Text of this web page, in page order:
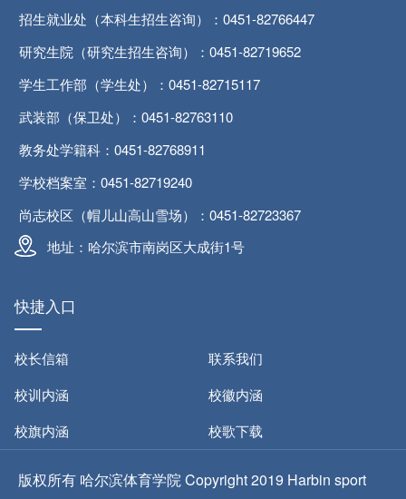
招生就业处（本科生招生咨询）：0451-82766447
研究生院（研究生招生咨询）：0451-82719652
学生工作部（学生处）：0451-82715117
武装部（保卫处）：0451-82763110
教务处学籍科：0451-82768911
学校档案室：0451-82719240
尚志校区（帽儿山高山雪场）：0451-82723367
地址：哈尔滨市南岗区大成街1号
快捷入口
校长信箱
联系我们
校训内涵
校徽内涵
校旗内涵
校歌下载
版权所有 哈尔滨体育学院 Copyright 2019 Harbin sport